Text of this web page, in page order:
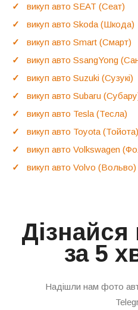
викуп авто SEAT (Сеат)
викуп авто Skoda (Шкода)
викуп авто Smart (Смарт)
викуп авто SsangYong
викуп авто Suzuki (Сузукі)
викуп авто Subaru
викуп авто Tesla (Тесла)
викуп авто Toyota (Тойота)
викуп авто Volkswagen
викуп авто Volvo (Вольво)
Дізнайся
за 5
Надішли нам фото